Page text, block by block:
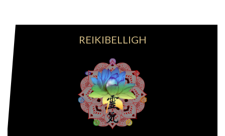
REIKIBELLIGH